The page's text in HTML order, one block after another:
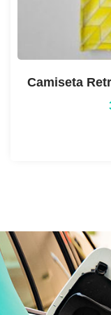
Camiseta